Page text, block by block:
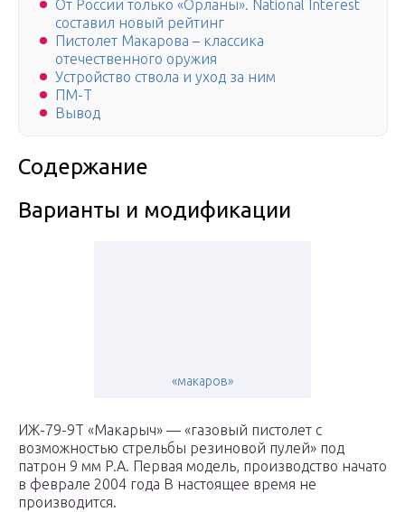
От России только «Орланы». National Interest
составил новый рейтинг
Пистолет Макарова – классика
отечественного оружия
Устройство ствола и уход за ним
ПМ-Т
Вывод
Содержание
Варианты и модификации
«макаров»
ИЖ-79-9Т «Макарыч» — «газовый пистолет с
возможностью стрельбы резиновой пулей» под
патрон 9 мм P.A. Первая модель, производство начато
в феврале 2004 года В настоящее время не
производится.